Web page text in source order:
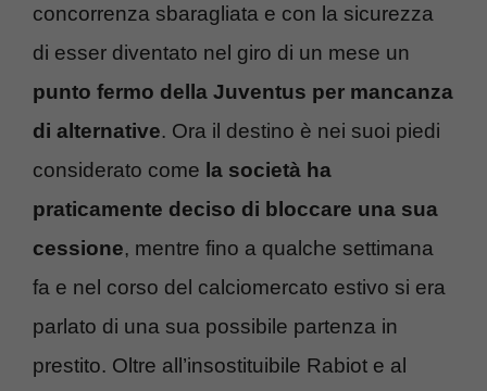
concorrenza sbaragliata e con la sicurezza
di esser diventato nel giro di un mese un
punto fermo della Juventus per mancanza
di alternative. Ora il destino è nei suoi piedi
considerato come la società ha
praticamente deciso di bloccare una sua
cessione, mentre fino a qualche settimana
fa e nel corso del calciomercato estivo si era
parlato di una sua possibile partenza in
prestito. Oltre all’insostituibile Rabiot e al